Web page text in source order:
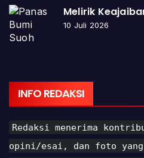
Melirik
10 Juli 2026
INFO REDAKSI
Redaksi menerima
opini/esai, dan foto yang